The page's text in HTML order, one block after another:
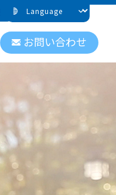
お問い合わせ